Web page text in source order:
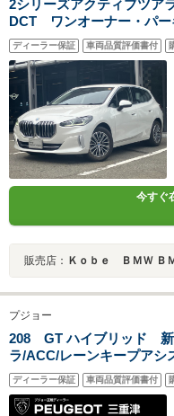
2シリーズアクティブツ
DCT ワンオーナー・パー
ACC・360度カメラ・ヘッ
ヒーター・AppleCarPlay
ト・電動リアゲート・17
ディーラー保証 車両品質評価書付
今すぐ
販売店： Ｋｏｂｅ ＢＭＷ ＢＭＷ
プジョー
208 GT ハイブリッド 新
ラ/ACC/レーンキープアシ
シスト/ブラインドスポッ
ロント・バックソナー/ア
オート
ディーラー保証 車両品質評価書付